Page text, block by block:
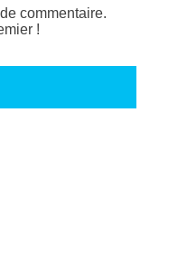
commentaire.
!